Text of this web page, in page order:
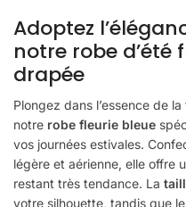
Adoptez
notre robe d’été
drapée
Plongez dans l’essence de
notre robe fleurie bleue
vos journées estivales.
légère et aérienne, elle offre
restant très tendance. La
votre silhouette, tandis que